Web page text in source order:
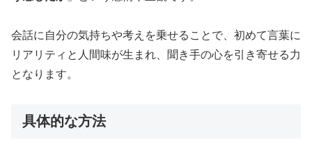
会話に自分の気持ちや考えを乗せることで、初めて言葉に
リアリティと人間味が生まれ、聞き手の心を引き寄せる力
となります。
具体的な方法